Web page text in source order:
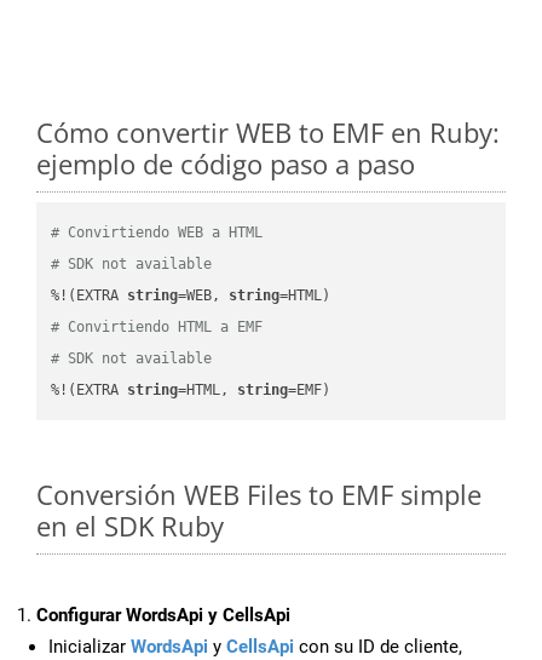
Cómo convertir WEB to EMF en Ruby:
ejemplo de código paso a paso
# Convirtiendo WEB a HTML
# SDK not available
%!(EXTRA string=WEB, string
# Convirtiendo HTML a EMF
# SDK not available
%!(EXTRA string=HTML, string=EMF)
Conversión WEB Files to EMF simple
en el SDK Ruby
Configurar WordsApi y CellsApi
Inicializar WordsApi y CellsApi con su ID de cliente,